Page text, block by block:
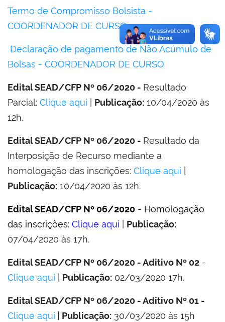
Termo de Compromisso Bolsista -
COORDENADOR DE CURSO
Declaração de pagamento de Não Acúmulo de
Bolsas - COORDENADOR DE CURSO
Edital SEAD/CFP Nº 06/2020 - Resultado
Parcial: Clique aqui Publicação: 10/04/2020 às
12h.
Edital SEAD/CFP Nº 06/2020 - Resultado da
Interposição de Recurso mediante a
homologação das inscrições: Clique aqui
Publicação: 10/04/2020 às 12h.
Edital SEAD/CFP Nº 06/2020 - Homologação
das inscrições: Clique aqui
Publicação:
07/04/2020 às 17h.
Edital SEAD/CFP Nº 06/2020 - Aditivo Nº 02 -
Clique aqui
Publicação: 02/03/2020 17h.
Edital SEAD/CFP Nº 06/2020 - Aditivo Nº 01 -
Clique aqui | Publicação: 30/03/2020 às 15h